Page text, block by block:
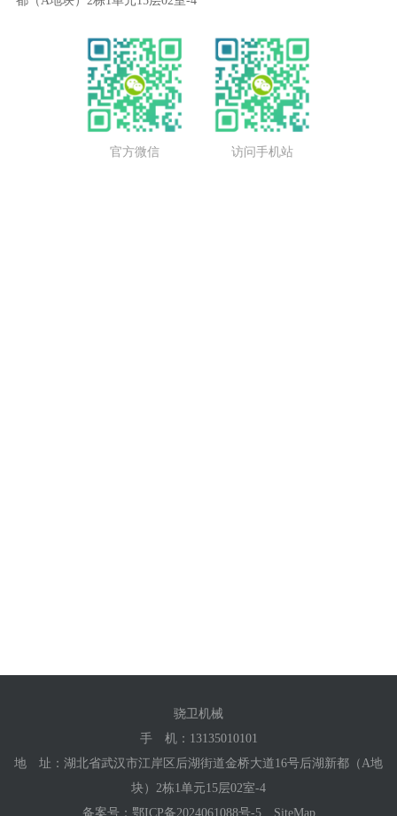
官方微信 访问手机站
骁卫机械
手 机： 13135010101
地 址：湖北省武汉市江岸区后湖街道金桥大道16号后湖新都（A地
块）2栋1单元15层02室-4
备案号： 鄂ICP备2024061088号-5 SiteMap